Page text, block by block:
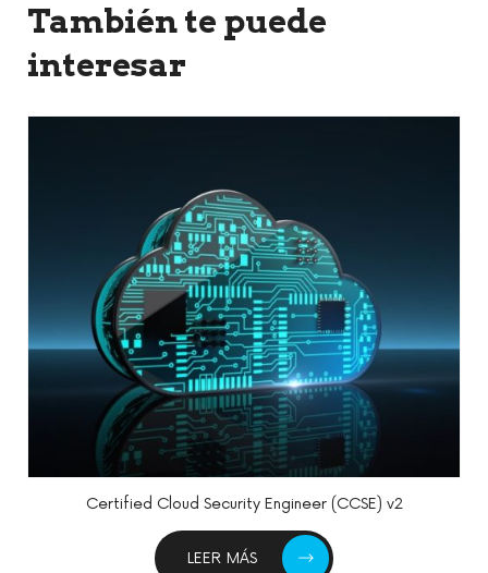
También te puede
interesar
Certified DevSecOps Engineer
LEER MÁS